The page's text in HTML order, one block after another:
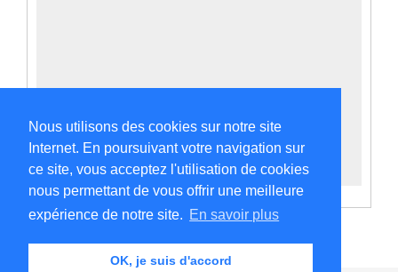
Nous utilisons des cookies sur notre site
Internet. En poursuivant votre navigation sur
ce site, vous acceptez l'utilisation de cookies
nous permettant de vous offrir une meilleure
expérience de notre site. En savoir plus
OK, je suis d'accord